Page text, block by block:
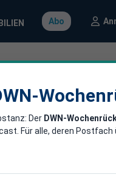
Abo
84.000
Der DWN-
Für alle, deren Postfach